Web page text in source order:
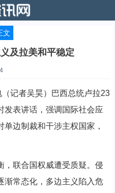
文
及拉美和平稳定
记者吴昊）巴西总统卢拉23
发表讲话，强调国际社会应
边制裁和干涉主权国家，
联合国权威遭受质疑。侵
渐常态化，多边主义陷入危